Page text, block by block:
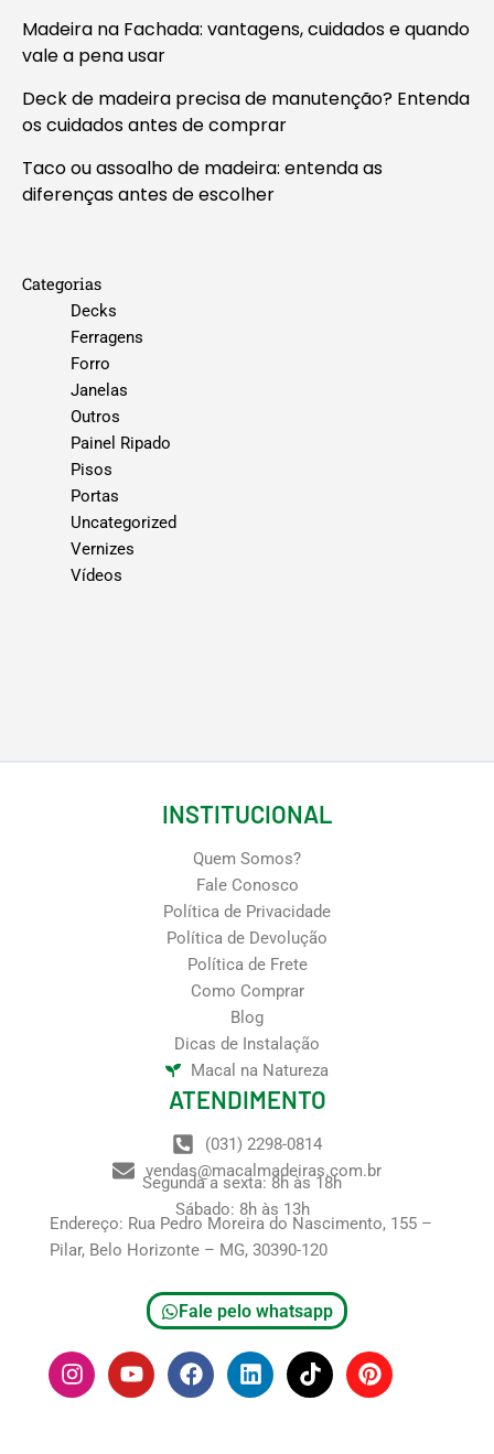
Madeira na Fachada: vantagens, cuidados e quando
vale a pena usar
Deck de madeira precisa de manutenção? Entenda
os cuidados antes de comprar
Taco ou assoalho de madeira: entenda as
diferenças antes de escolher
Categorias
Decks
Ferragens
Forro
Janelas
Outros
Painel Ripado
Pisos
Portas
Uncategorized
Vernizes
Vídeos
INSTITUCIONAL
Quem Somos?
Fale Conosco
Política de Privacidade
Política de Devolução
Política de Frete
Como Comprar
Blog
Dicas de Instalação
Macal na Natureza
ATENDIMENTO
(031) 2298-0814
vendas@macalmadeiras.com.br
Segunda a sexta: 8h às 18h
Sábado: 8h às 13h
Endereço: Rua Pedro Moreira do Nascimento, 155 –
Pilar, Belo Horizonte – MG, 30390-120
Fale pelo whatsapp
I
n
s
Y
o
u
F
a
c
L
i
n
T
i
k
P
i
n